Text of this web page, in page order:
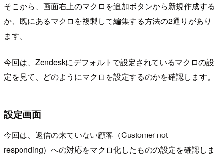
そこから、画面右上のマクロを追加ボタンから新規作成する
か、既にあるマクロを複製して編集する方法の2通りがあり
ます。
今回は、Zendeskにデフォルトで設定されているマクロの設
定を見て、どのようにマクロを設定するのかを確認します。
設定画面
今回は、返信の来ていない顧客（Customer not
responding）への対応をマクロ化したものの設定を確認しま